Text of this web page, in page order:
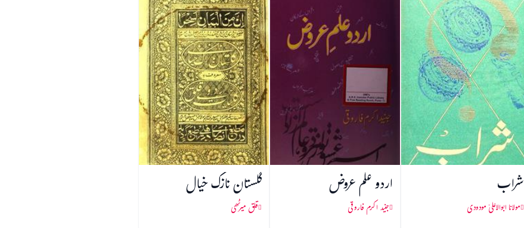
شراب
مولانا ابوالاعلیٰ مودودی
اردو علم عروض
جنید اکرم فاروقی
گلستان نازک خیال
قلق میرٹھی